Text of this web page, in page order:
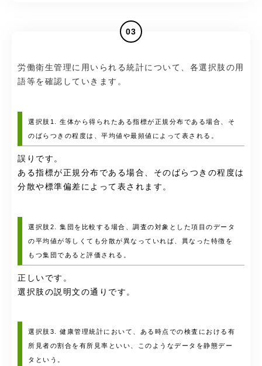
03
労働衛生管理に用いられる統計について、各選択肢の用
語等を確認していきます。
選択肢1. 生体から得られたある指標が正規分布である場合、そ
のばらつきの程度は、平均値や最頻値によって表される。
誤りです。
ある指標が正規分布である場合、そのばらつきの程度は
分散や標準偏差によって表されます。
選択肢2. 集団を比較する場合、調査の対象とした項目のデータ
の平均値が等しくても分散が異なっていれば、異なった特徴を
もつ集団であると評価される。
正しいです。
選択肢の説明文の通りです。
選択肢3. 健康管理統計において、ある時点での検査における有
所見者の割合を有所見率といい、このようなデータを静態デー
タという。